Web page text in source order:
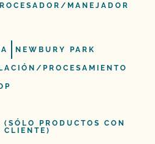
MANEJADOR
NEWBURY PARK
PROCESAMIENTO
(SÓLO PRODUCTOS CON
CLIENTE)